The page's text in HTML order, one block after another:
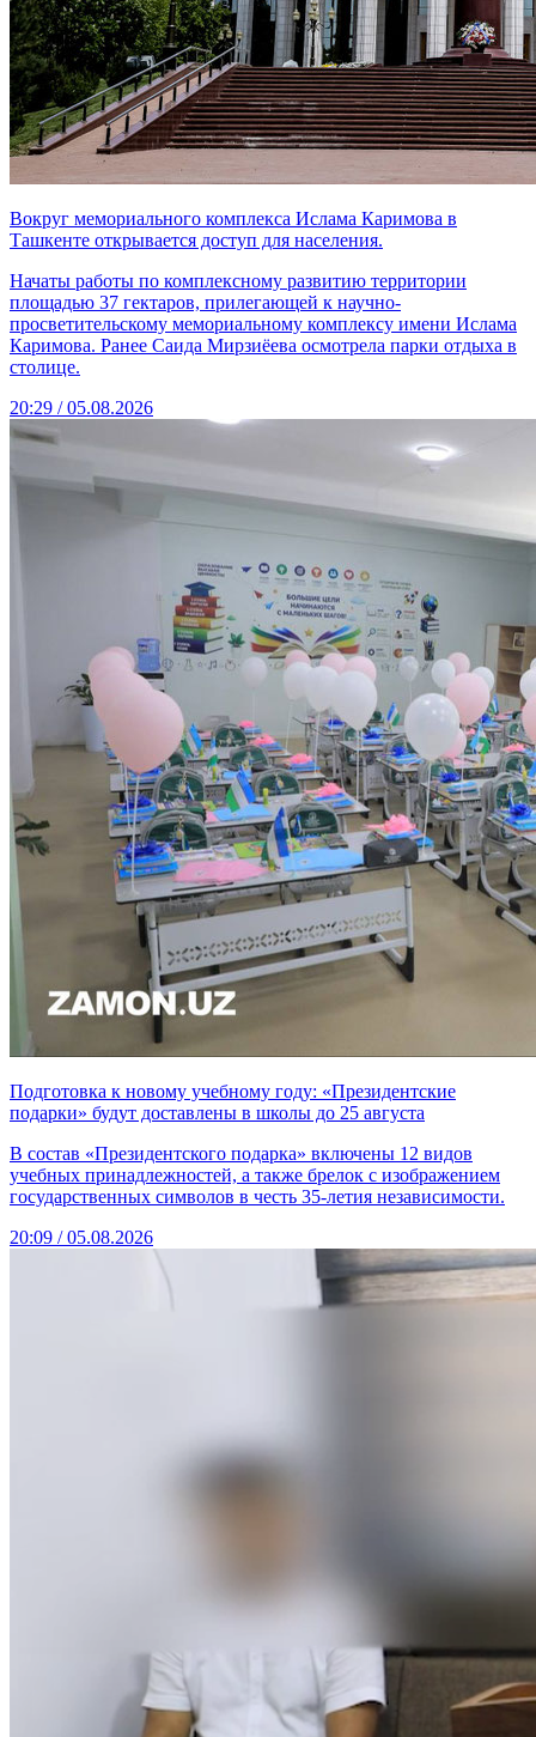
Вокруг мемориального комплекса Ислама Каримова в
Ташкенте открывается доступ для населения.
Начаты работы по комплексному развитию территории
площадью 37 гектаров, прилегающей к научно-
просветительскому мемориальному комплексу имени Ислама
Каримова. Ранее Саида Мирзиёева осмотрела парки отдыха в
столице.
20:29 / 05.08.2026
Подготовка к новому учебному году: «Президентские
подарки» будут доставлены в школы до 25 августа
В состав «Президентского подарка» включены 12 видов
учебных принадлежностей, а также брелок с изображением
государственных символов в честь 35-летия независимости.
20:09 / 05.08.2026